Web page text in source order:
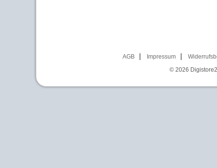
AGB Impressum
© 2026